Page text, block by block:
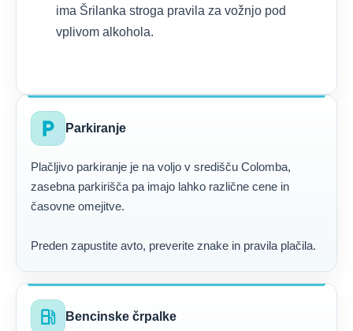
ima Šrilanka stroga pravila za vožnjo pod
vplivom alkohola.
local_parking Parkiranje
Plačljivo parkiranje je na voljo v središču Colomba,
zasebna parkirišča pa imajo lahko različne cene in
časovne omejitve.
Preden zapustite avto, preverite znake in pravila plačila.
local_gas_station Bencinske črpalke